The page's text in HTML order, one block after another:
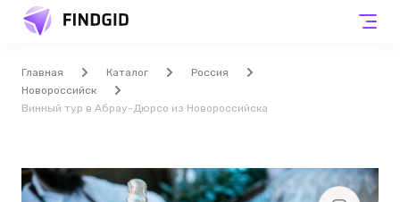
Главная Каталог
Россия
Новороссийск
Винный тур в Абрау-Дюрсо из Новороссийска